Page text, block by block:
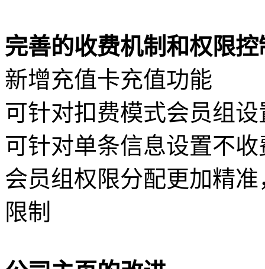
完善的收费机制和权限控
新增充值卡充值功能
可针对扣费模式会员组
可针对单条信息设置不
会员组权限分配更加精
限制